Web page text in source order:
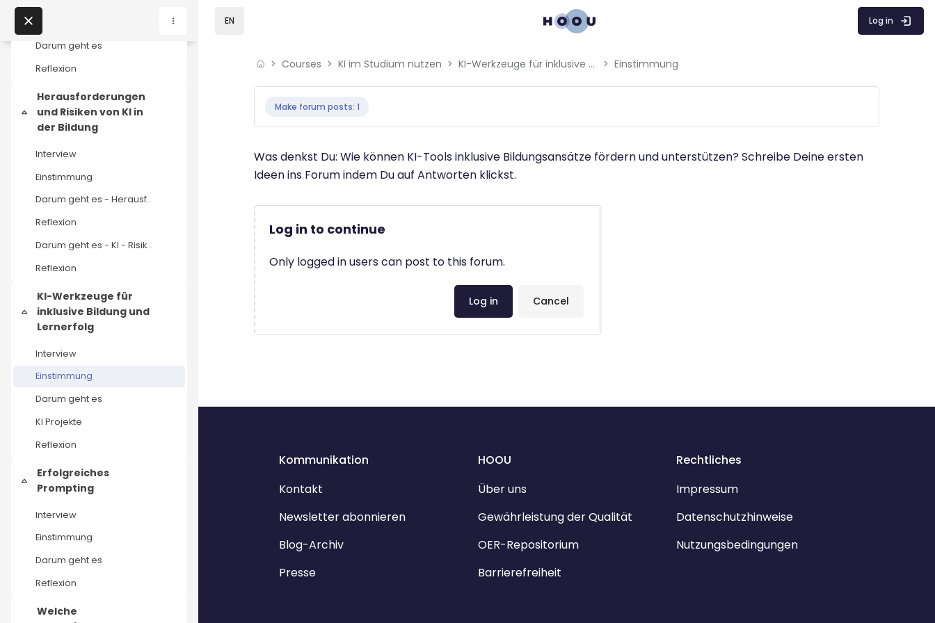
Home
Courses
Podcasts
News
About us
Contact us
Darum geht es
Reflexion
Collapse
Herausforderungen
und Risiken von KI in
der Bildung
Interview
Einstimmung
Darum geht es - Herausforderungen und Risiken
Reflexion
Darum geht es - KI - Risiko für die Bildung
Reflexion
Collapse
KI-Werkzeuge für
inklusive Bildung und
Lernerfolg
Interview
Einstimmung
Darum geht es
KI Projekte
Reflexion
Collapse
Erfolgreiches
Prompting
Interview
Einstimmung
Darum geht es
Reflexion
Welche
EN Log in
Courses KI im Studium nutzen KI-Werkzeuge für inklusive Bildung und Lernerfolg Einstimmung
Make forum posts: 1
Was denkst Du: Wie können KI-Tools inklusive Bildungsansätze fördern und unterstützen? Schreibe Deine ersten
Ideen ins Forum indem Du auf Antworten klickst.
Log in to continue
Only logged in users can post to this forum.
Cancel
Log in
Kommunikation
Kontakt
Newsletter abonnieren
Blog-Archiv
Presse
HOOU
Über uns
Gewährleistung der Qualität
OER-Repositorium
Barrierefreiheit
Rechtliches
Impressum
Datenschutzhinweise
Nutzungsbedingungen